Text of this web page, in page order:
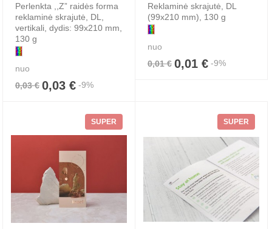
Perlenkta ,,Z” raidės forma
reklaminė skrajutė, DL,
vertikali, dydis: 99x210 mm,
130 g
nuo
0,03 € 0,03 € -9%
Reklaminė skrajutė, DL
(99x210 mm), 130 g
nuo
0,01 € 0,01 € -9%
SUPER SUPER